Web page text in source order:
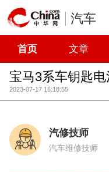
汽车
首页 文章
宝马3系车钥匙
2023-07-17 16:18:55
汽修技师
汽车维修技师